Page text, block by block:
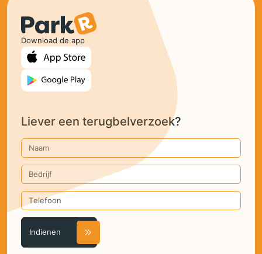
Download de app
Liever een terugbelverzoek?
Naam
Bedrijf
Telefoon